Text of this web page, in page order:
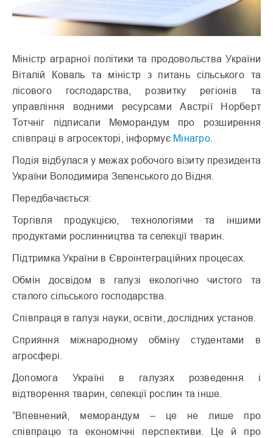
Міністр аграрної політики та продовольства України
Віталій Коваль та міністр з питань сільського та
лісового господарства, розвитку регіонів та
управління водними ресурсами Австрії Норберт
Тотчніг підписали Меморандум про розширення
співпраці в агросекторі, інформує Мінагро.
Подія відбулася у межах робочого візиту президента
України Володимира Зеленського до Відня.
Передбачається:
Торгівля продукцією, технологіями та іншими
продуктами рослинництва та селекції тварин.
Підтримка України в Євроінтеграційних процесах.
Обмін досвідом в галузі екологічно чистого та
сталого сільського господарства.
Співпраця в галузі науки, освіти, дослідних установ.
Сприяння міжнародному обміну студентами в
агросфері.
Допомога Україні в галузях розведення і
відтворення тварин, селекції рослин та інше.
“Впевнений, меморандум – це не лише про
співпрацю та економічні перспективи. Це й про